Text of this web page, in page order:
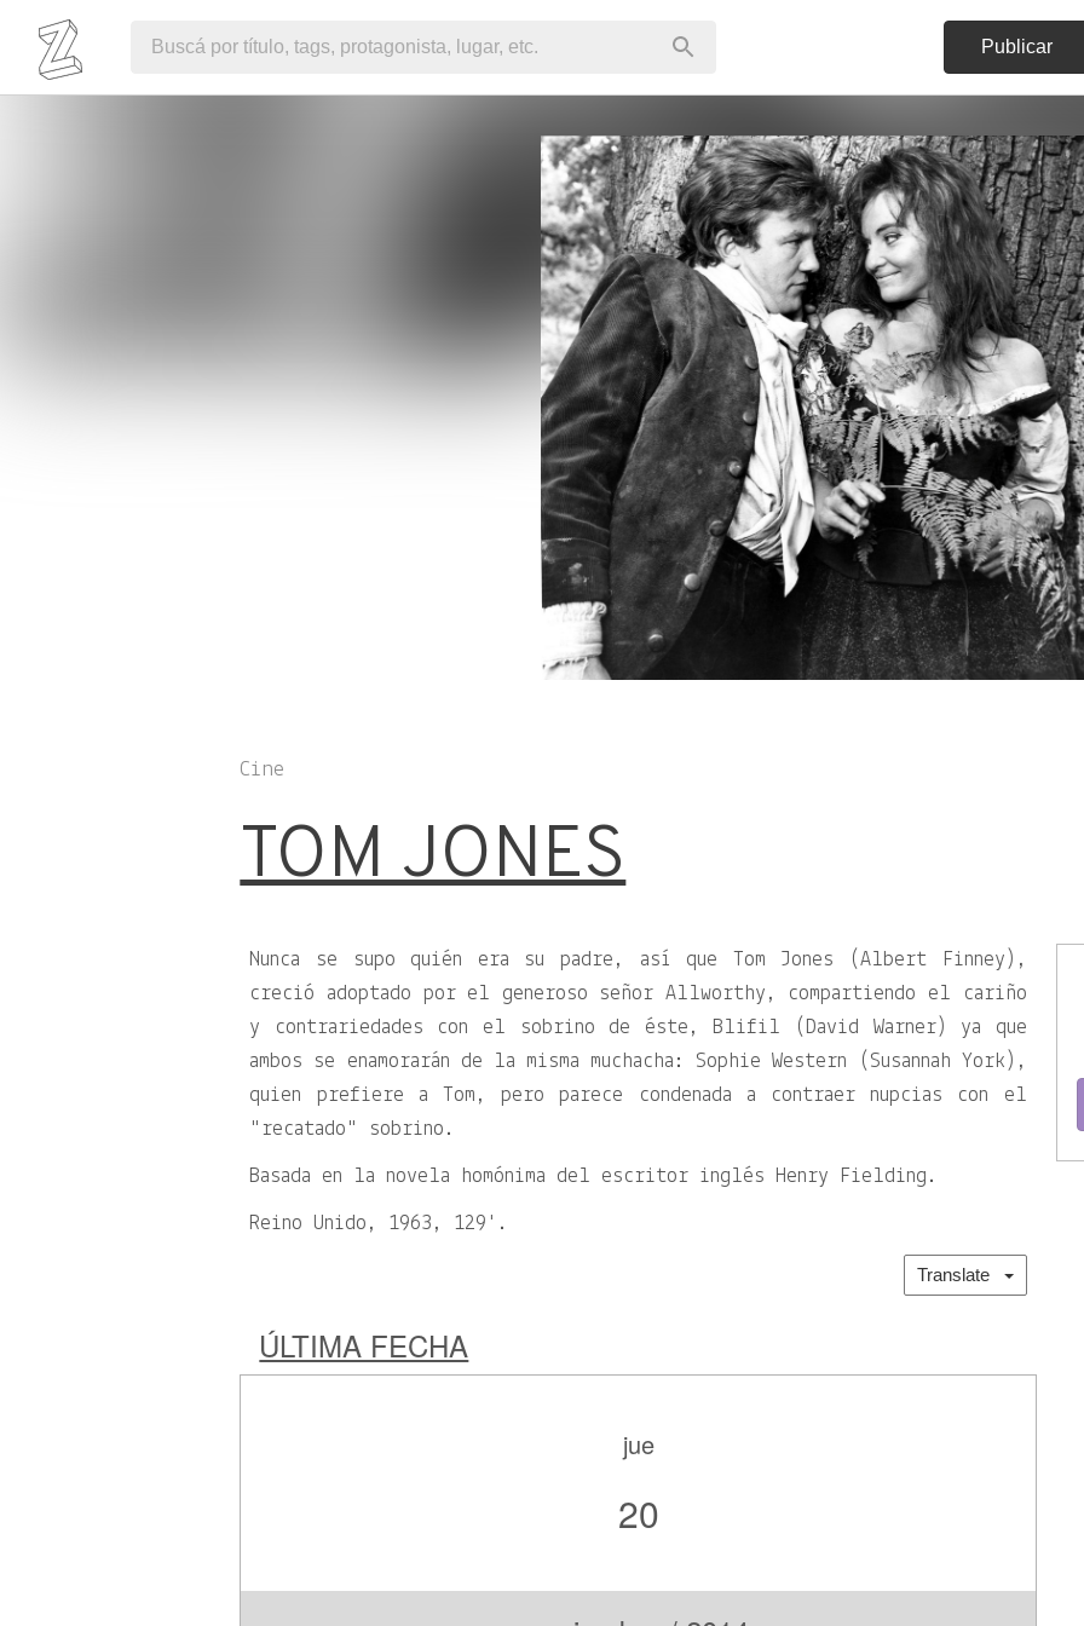
Publicar
Cine
TOM JONES
Nunca se supo quién era su padre, así que Tom Jones (Albert Finney),
creció adoptado por el generoso señor Allworthy, compartiendo el cariño
y contrariedades con el sobrino de éste, Blifil (David Warner) ya que
ambos se enamorarán de la misma muchacha: Sophie Western (Susannah York),
quien prefiere a Tom, pero parece condenada a contraer nupcias con el
recatado
sobrino.
Basada en la novela homónima del escritor inglés Henry Fielding.
Reino Unido, 1963, 129'.
Translate
ÚLTIMA FECHA
jue
20